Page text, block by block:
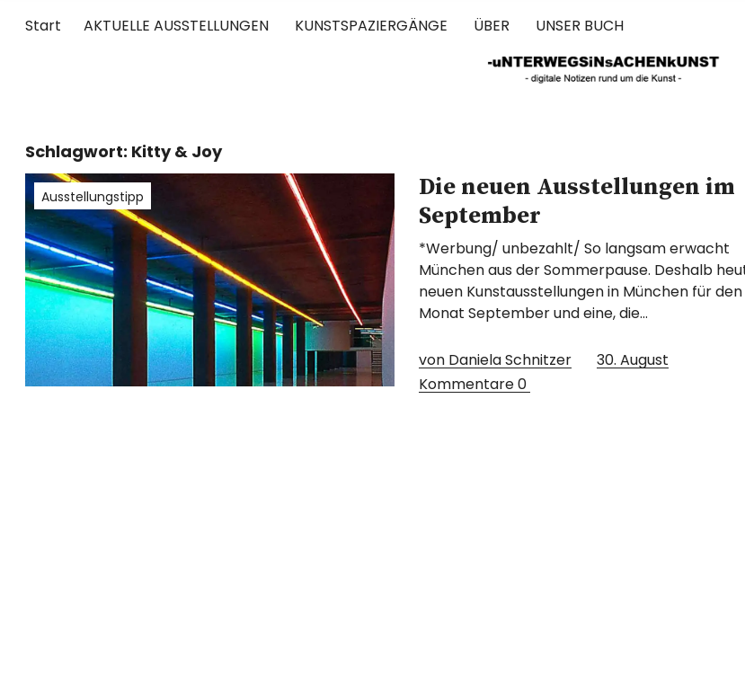
Start AKTUELLE AUSSTELLUNGEN KUNSTSPAZIERGÄNGE ÜBER UNSER BUCH
UNTERWEGS IN
Schlagwort: Kitty & Joy
Ausstellungstipp
Die neuen Ausstellungen im
September
*Werbung/ unbezahlt/ So langsam erwacht
München aus der Sommerpause. Deshalb
neuen Kunstausstellungen in München für den
Monat September und eine, die…
von Daniela Schnitzer
30. August
Kommentare0